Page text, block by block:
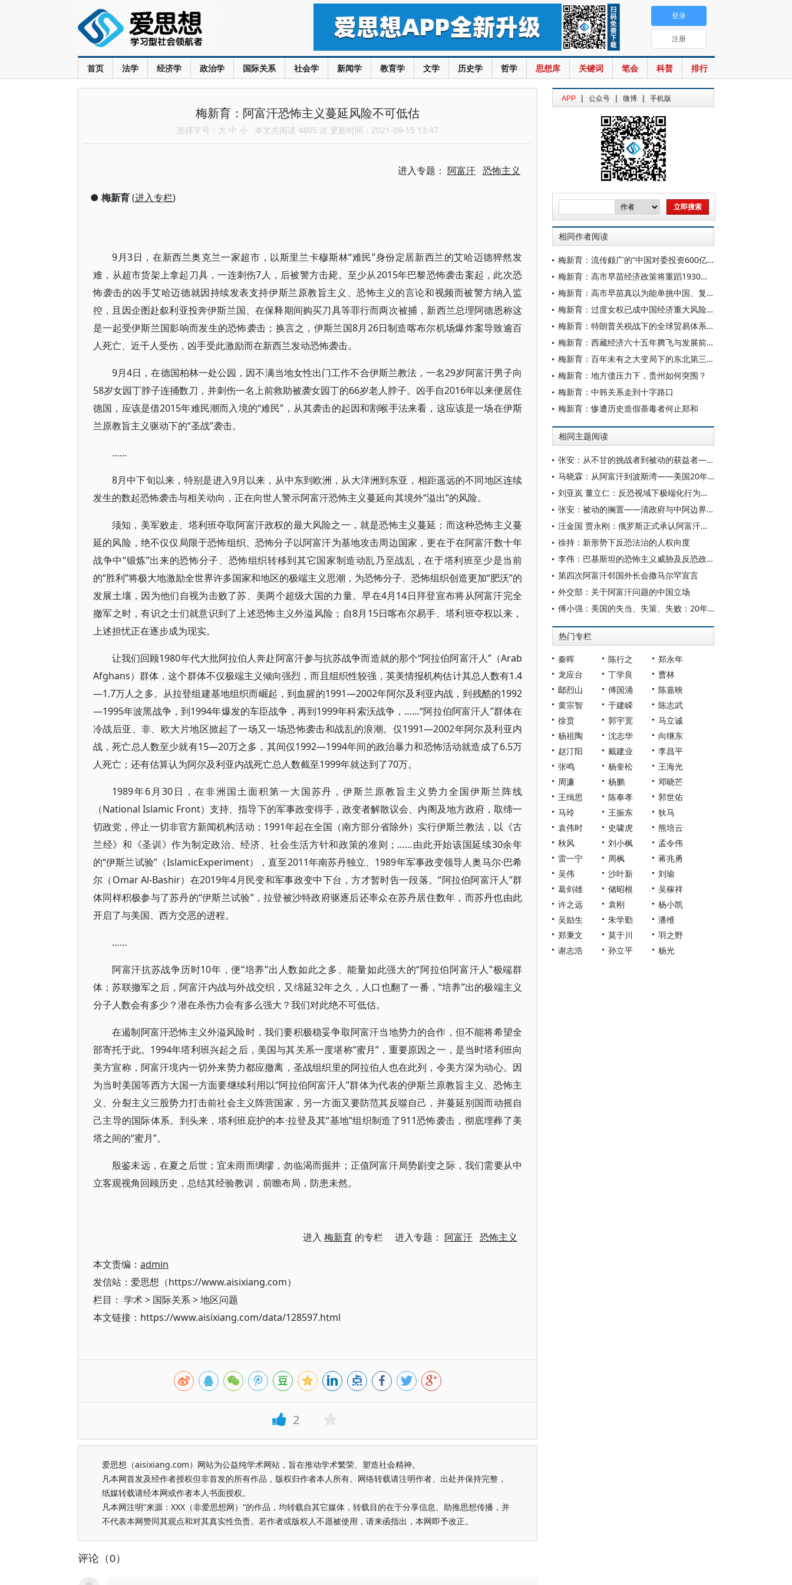
首页 法学 经济学 政治学 国际关系 社会学 新闻学 教育学 文学 历史学 哲学 思想库 关键词 笔会 科普 排行
登录
注册
梅新育：阿富汗恐怖主义蔓延风险不可低估
选择字号： 大 中 小 本文共阅读 4805 次 更新时间：2021-09-15 13:47
进入专题： 阿富汗 恐怖主义
● 梅新育(进入专栏)
9月3日，在新西兰奥克兰一家超市，以斯里兰卡穆斯林“难民”身份定居新西兰的艾哈迈德猝然发
难，从超市货架上拿起刀具，一连刺伤7人，后被警方击毙。至少从2015年巴黎恐怖袭击案起，此次恐
怖袭击的凶手艾哈迈德就因持续发表支持伊斯兰原教旨主义、恐怖主义的言论和视频而被警方纳入监
控，且因企图赴叙利亚投奔伊斯兰国、在保释期间购买刀具等罪行而两次被捕，新西兰总理阿德恩称这
是一起受伊斯兰国影响而发生的恐怖袭击；换言之，伊斯兰国8月26日制造喀布尔机场爆炸案导致逾百
人死亡、近千人受伤，凶手受此激励而在新西兰发动恐怖袭击。
9月4日，在德国柏林一处公园，因不满当地女性出门工作不合伊斯兰教法，一名29岁阿富汗男子向
58岁女园丁脖子连捅数刀，并刺伤一名上前救助被袭女园丁的66岁老人脖子。凶手自2016年以来便居住
德国，应该是借2015年难民潮而入境的“难民”，从其袭击的起因和割喉手法来看，这应该是一场在伊斯
兰原教旨主义驱动下的“圣战”袭击。
……
8月中下旬以来，特别是进入9月以来，从中东到欧洲，从大洋洲到东亚，相距遥远的不同地区连续
发生的数起恐怖袭击与相关动向，正在向世人警示阿富汗恐怖主义蔓延向其境外“溢出”的风险。
须知，美军败走、塔利班夺取阿富汗政权的最大风险之一，就是恐怖主义蔓延；而这种恐怖主义蔓
延的风险，绝不仅仅局限于恐怖组织、恐怖分子以阿富汗为基地攻击周边国家，更在于在阿富汗数十年
战争中“锻炼”出来的恐怖分子、恐怖组织转移到其它国家制造动乱乃至战乱，在于塔利班至少是当前
的“胜利”将极大地激励全世界许多国家和地区的极端主义思潮，为恐怖分子、恐怖组织创造更加“肥沃”的
发展土壤，因为他们自视为击败了苏、美两个超级大国的力量。早在4月14日拜登宣布将从阿富汗完全
撤军之时，有识之士们就意识到了上述恐怖主义外溢风险；自8月15日喀布尔易手、塔利班夺权以来，
上述担忧正在逐步成为现实。
让我们回顾1980年代大批阿拉伯人奔赴阿富汗参与抗苏战争而造就的那个“阿拉伯阿富汗人”（Arab
Afghans）群体，这个群体不仅极端主义倾向强烈，而且组织性较强，英美情报机构估计其总人数有1.4
—1.7万人之多。从拉登组建基地组织而崛起，到血腥的1991—2002年阿尔及利亚内战，到残酷的1992
—1995年波黑战争，到1994年爆发的车臣战争，再到1999年科索沃战争，……“阿拉伯阿富汗人”群体在
冷战后亚、非、欧大片地区掀起了一场又一场恐怖袭击和战乱的浪潮。仅1991—2002年阿尔及利亚内
战，死亡总人数至少就有15—20万之多，其间仅1992—1994年间的政治暴力和恐怖活动就造成了6.5万
人死亡；还有估算认为阿尔及利亚内战死亡总人数截至1999年就达到了70万。
1989年6月30日，在非洲国土面积第一大国苏丹，伊斯兰原教旨主义势力全国伊斯兰阵线
（National Islamic Front）支持、指导下的军事政变得手，政变者解散议会、内阁及地方政府，取缔一
切政党，停止一切非官方新闻机构活动；1991年起在全国（南方部分省除外）实行伊斯兰教法，以《古
兰经》和《圣训》作为制定政治、经济、社会生活方针和政策的准则；……由此开始该国延续30余年
的“伊斯兰试验”（IslamicExperiment），直至2011年南苏丹独立、1989年军事政变领导人奥马尔·巴希
尔（Omar Al-Bashir）在2019年4月民变和军事政变中下台，方才暂时告一段落。“阿拉伯阿富汗人”群
体同样积极参与了苏丹的“伊斯兰试验”，拉登被沙特政府驱逐后还率众在苏丹居住数年，而苏丹也由此
开启了与美国、西方交恶的进程。
……
阿富汗抗苏战争历时10年，便“培养”出人数如此之多、能量如此强大的“阿拉伯阿富汗人”极端群
体；苏联撤军之后，阿富汗内战与外战交织，又绵延32年之久，人口也翻了一番，“培养”出的极端主义
分子人数会有多少？潜在杀伤力会有多么强大？我们对此绝不可低估。
在遏制阿富汗恐怖主义外溢风险时，我们要积极稳妥争取阿富汗当地势力的合作，但不能将希望全
部寄托于此。1994年塔利班兴起之后，美国与其关系一度堪称“蜜月”，重要原因之一，是当时塔利班向
美方宣称，阿富汗境内一切外来势力都应撤离，圣战组织里的阿拉伯人也在此列，令美方深为动心。因
为当时美国等西方大国一方面要继续利用以“阿拉伯阿富汗人”群体为代表的伊斯兰原教旨主义、恐怖主
义、分裂主义三股势力打击前社会主义阵营国家，另一方面又要防范其反噬自己，并蔓延别国而动摇自
己主导的国际体系。到头来，塔利班庇护的本·拉登及其“基地”组织制造了911恐怖袭击，彻底埋葬了美
塔之间的“蜜月”。
殷鉴未远，在夏之后世；宜未雨而绸缪，勿临渴而掘井；正值阿富汗局势剧变之际，我们需要从中
立客观视角回顾历史，总结其经验教训，前瞻布局，防患未然。
进入 梅新育 的专栏 进入专题： 阿富汗 恐怖主义
本文责编： admin
发信站：爱思想（https://www.aisixiang.com）
栏目： 学术> 国际关系>地区问题
本文链接：https://www.aisixiang.com/data/128597.html
2
爱思想（aisixiang.com）网站为公益纯学术网站，旨在推动学术繁荣、塑造社会精神。
凡本网首发及经作者授权但非首发的所有作品，版权归作者本人所有。网络转载请注明作者、出处并保持完整，
纸媒转载请经本网或作者本人书面授权。
凡本网注明“来源：XXX（非爱思想网）”的作品，均转载自其它媒体，转载目的在于分享信息、助推思想传播，并
不代表本网赞同其观点和对其真实性负责。若作者或版权人不愿被使用，请来函指出，本网即予改正。
评论（0）
APP | 公众号 | 微博 | 手机版
相同作者阅读
梅新育：流传颇广的“中国对委投资600亿美元”是极度夸大
梅新育：高市早苗经济政策将重蹈1930年代增强版“高桥财政”覆辙
梅新育：高市早苗真以为能单挑中国、复制甲午？
梅新育：过度女权已成中国经济重大风险障碍
梅新育：特朗普关税战下的全球贸易体系前途
梅新育：西藏经济六十五年腾飞与发展前瞻
梅新育：百年未有之大变局下的东北第三次发展机遇
梅新育：地方债压力下，贵州如何突围？
梅新育：中韩关系走到十字路口
梅新育：惨遭历史造假荼毒者何止郑和
相同主题阅读
张安：从不甘的挑战者到被动的获益者——阿富汗与中阿边界问题的形成
马晓霖：从阿富汗到波斯湾——美国20年四促伊朗“被崛起”
刘亚岚 董立仁：反恐视域下极端化行为的生成机理研究
张安：被动的搁置——清政府与中阿边界问题的形成
汪金国 贾永刚：俄罗斯正式承认阿富汗临时政府有何影响
徐持：新形势下反恐法治的人权向度
李伟：巴基斯坦的恐怖主义威胁及反恐政策
第四次阿富汗邻国外长会撒马尔罕宣言
外交部：关于阿富汗问题的中国立场
傅小强：美国的失当、失策、失败：20年阿富汗反恐转头成空
热门专栏
秦晖 陈行之
郑永年
龙应台
丁学良
曹林
鄢烈山
傅国涌
陈嘉映
黄宗智
于建嵘
陈志武
徐贲
郭宇宽
马立诚
杨祖陶
沈志华
向继东
赵汀阳
戴建业
李昌平
张鸣
杨奎松
王海光
周濂
杨鹏
邓晓芒
王缉思
陈奉孝
郭世佑
马玲
王振东
狄马
袁伟时
史啸虎
熊培云
秋风
刘小枫
孟令伟
雷一宁
周枫
蒋兆勇
吴伟
沙叶新
刘瑜
葛剑雄
储昭根
吴稼祥
许之远
袁刚
杨小凯
吴励生
朱学勤
潘维
郑秉文
莫于川
羽之野
谢志浩
孙立平 杨光